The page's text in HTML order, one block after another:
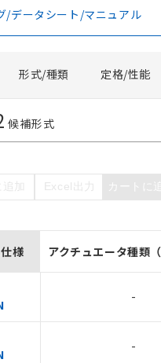
/データシート/マニュアル
形式/種類 定格/性能
候補形式
加 Excel出力 カートに
様 アクチュエータ種類（
-
-